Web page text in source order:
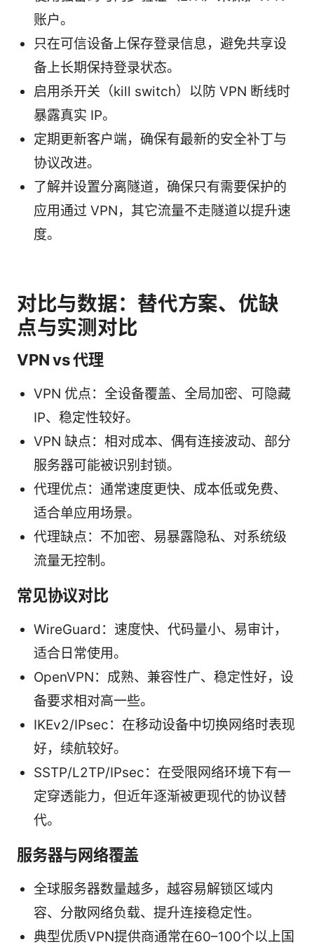
账户。
只在可信设备上保存登录信息，避免共享设
备上长期保持登录状态。
启用杀开关（kill switch）以防 VPN 断线时
暴露真实 IP。
定期更新客户端，确保有最新的安全补丁与
协议改进。
了解并设置分离隧道，确保只有需要保护的
应用通过 VPN，其它流量不走隧道以提升速
度。
对比与数据：替代方案、优缺
点与实测对比
VPN vs 代理
VPN 优点：全设备覆盖、全局加密、可隐藏
IP、稳定性较好。
VPN 缺点：相对成本、偶有连接波动、部分
服务器可能被识别封锁。
代理优点：通常速度更快、成本低或免费、
适合单应用场景。
代理缺点：不加密、易暴露隐私、对系统级
流量无控制。
常见协议对比
WireGuard：速度快、代码量小、易审计，
适合日常使用。
OpenVPN：成熟、兼容性广、稳定性好，设
备要求相对高一些。
IKEv2/IPsec：在移动设备中切换网络时表现
好，续航较好。
SSTP/L2TP/IPsec：在受限网络环境下有一
定穿透能力，但近年逐渐被更现代的协议替
代。
服务器与网络覆盖
全球服务器数量越多，越容易解锁区域内
容、分散网络负载、提升连接稳定性。
典型优质VPN提供商通常在60–100个以上国